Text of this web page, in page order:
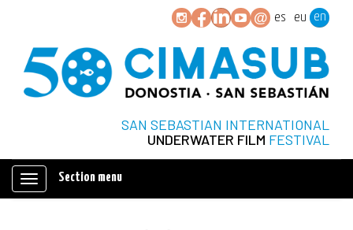
es eu en
SAN SEBASTIAN INTERNATIONAL
UNDERWATER FILM FESTIVAL
Mostrar/ocultar
Section menu